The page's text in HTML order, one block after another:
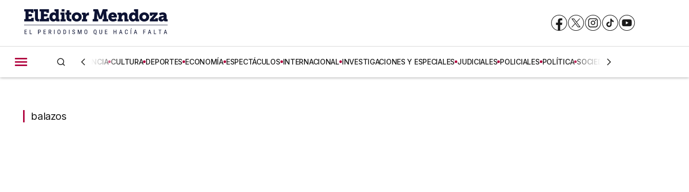
Facebook
X Instagram
TikTokYouTube
CIENCIA CULTURA DEPORTES ECONOMÍA ESPECTÁCULOS INTERNACIONAL INVESTIGACIONES Y ESPECIALES JUDICIALES POLICIALES POLÍTICA SOCIEDAD
Facebook
X Instagram
TikTokYouTube
balazos